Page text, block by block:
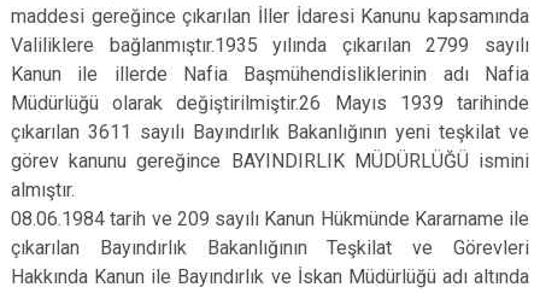
maddesi gereğince çıkarılan İller İdaresi Kanunu kapsamında
Valiliklere bağlanmıştır.1935 yılında çıkarılan 2799 sayılı
Kanun ile illerde Nafia Başmühendisliklerinin adı Nafia
Müdürlüğü olarak değiştirilmiştir.26 Mayıs 1939 tarihinde
çıkarılan 3611 sayılı Bayındırlık Bakanlığının yeni teşkilat ve
görev kanunu gereğince BAYINDIRLIK MÜDÜRLÜĞÜ ismini
almıştır.
08.06.1984 tarih ve 209 sayılı Kanun Hükmünde Kararname ile
çıkarılan Bayındırlık Bakanlığının Teşkilat ve Görevleri
Hakkında Kanun ile Bayındırlık ve İskan Müdürlüğü adı altında